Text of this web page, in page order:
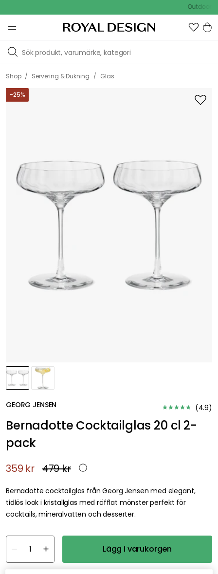
Outdoor Sale -
Shop / Servering & Dukning / Glas
-25%
GEORG JENSEN (4.9)
Bernadotte Cocktailglas 20 cl 2-
pack
359 kr 479 kr
Bernadotte cocktailglas från Georg Jensen med elegant,
tidlös look i kristallglas med räfflat mönster perfekt för
cocktails, mineralvatten och desserter.
Lägg i varukorgen